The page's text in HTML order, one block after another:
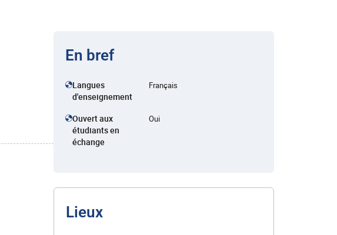
En bref
Langues
d'enseignement
Français
Ouvert aux
étudiants en
échange
Oui
Lieux